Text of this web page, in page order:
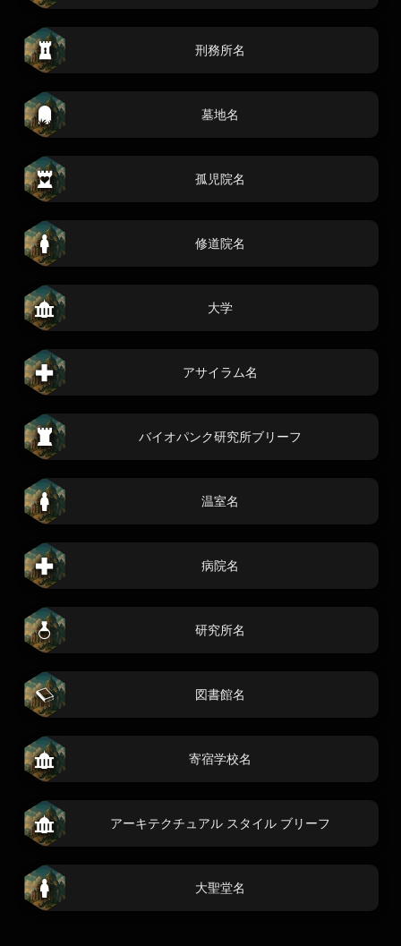
刑務所名
墓地名
孤児院名
修道院名
大学
アサイラム名
バイオパンク研究所ブリーフ
温室名
病院名
研究所名
図書館名
寄宿学校名
アーキテクチュアル スタイル ブリーフ
大聖堂名